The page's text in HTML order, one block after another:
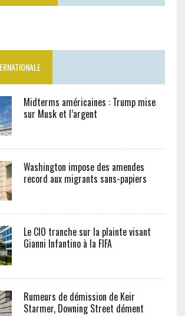
Midterms américaines : Trump mise
sur Musk et l’argent
Washington impose des amendes
record aux migrants sans-papiers
Le CIO tranche sur la plainte visant
Gianni Infantino à la FIFA
Rumeurs de démission de Keir
Starmer, Downing Street dément